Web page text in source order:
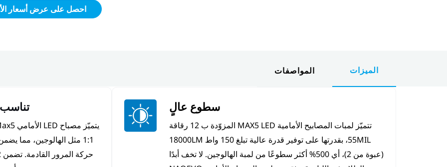
احصل على عرض أسعار
الميزات المواصفات
سطوع عالٍ
تتميّز لمبات المصابيح الأمامية MAX5 LED المزوّدة ب 12 رقاقة
55MIL، بقدرتها على توفير قدرة عالية تبلغ 150 واط 18000LM
(عبوة من 2)، أي 500% أكثر سطوعًا من لمبة الهالوجين. لا تخف أبدًا
تناسب 98% من
1:1 مثل الهالوجين،